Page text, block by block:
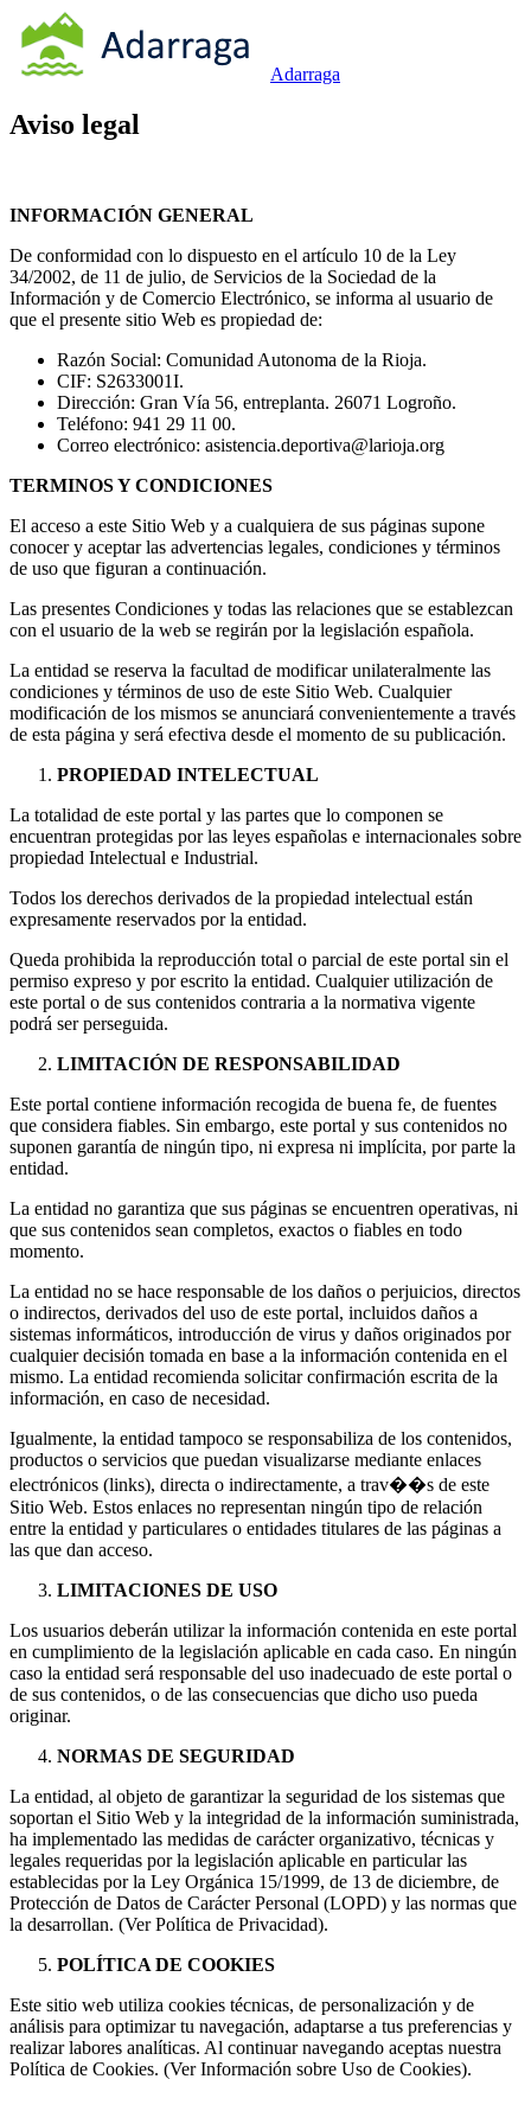
Adarraga
Aviso legal
INFORMACIÓN GENERAL
De conformidad con lo dispuesto en el artículo 10 de la Ley
34/2002, de 11 de julio, de Servicios de la Sociedad de la
Información y de Comercio Electrónico, se informa al usuario de
que el presente sitio Web es propiedad de:
Razón Social: Comunidad Autonoma de la Rioja.
CIF: S2633001I.
Dirección: Gran Vía 56, entreplanta. 26071 Logroño.
Teléfono: 941 29 11 00.
Correo electrónico: asistencia.deportiva@larioja.org
TERMINOS Y CONDICIONES
El acceso a este Sitio Web y a cualquiera de sus páginas supone
conocer y aceptar las advertencias legales, condiciones y términos
de uso que figuran a continuación.
Las presentes Condiciones y todas las relaciones que se establezcan
con el usuario de la web se regirán por la legislación española.
La entidad se reserva la facultad de modificar unilateralmente las
condiciones y términos de uso de este Sitio Web. Cualquier
modificación de los mismos se anunciará convenientemente a través
de esta página y será efectiva desde el momento de su publicación.
PROPIEDAD INTELECTUAL
La totalidad de este portal y las partes que lo componen se
encuentran protegidas por las leyes españolas e internacionales sobre
propiedad Intelectual e Industrial.
Todos los derechos derivados de la propiedad intelectual están
expresamente reservados por la entidad.
Queda prohibida la reproducción total o parcial de este portal sin el
permiso expreso y por escrito la entidad. Cualquier utilización de
este portal o de sus contenidos contraria a la normativa vigente
podrá ser perseguida.
LIMITACIÓN DE RESPONSABILIDAD
Este portal contiene información recogida de buena fe, de fuentes
que considera fiables. Sin embargo, este portal y sus contenidos no
suponen garantía de ningún tipo, ni expresa ni implícita, por parte la
entidad.
La entidad no garantiza que sus páginas se encuentren operativas, ni
que sus contenidos sean completos, exactos o fiables en todo
momento.
La entidad no se hace responsable de los daños o perjuicios, directos
o indirectos, derivados del uso de este portal, incluidos daños a
sistemas informáticos, introducción de virus y daños originados por
cualquier decisión tomada en base a la información contenida en el
mismo. La entidad recomienda solicitar confirmación escrita de la
información, en caso de necesidad.
Igualmente, la entidad tampoco se responsabiliza de los contenidos,
productos o servicios que puedan visualizarse mediante enlaces
electrónicos (links), directa o indirectamente, a trav��s de este
Sitio Web. Estos enlaces no representan ningún tipo de relación
entre la entidad y particulares o entidades titulares de las páginas a
las que dan acceso.
LIMITACIONES DE USO
Los usuarios deberán utilizar la información contenida en este portal
en cumplimiento de la legislación aplicable en cada caso. En ningún
caso la entidad será responsable del uso inadecuado de este portal o
de sus contenidos, o de las consecuencias que dicho uso pueda
originar.
NORMAS DE SEGURIDAD
La entidad, al objeto de garantizar la seguridad de los sistemas que
soportan el Sitio Web y la integridad de la información suministrada,
ha implementado las medidas de carácter organizativo, técnicas y
legales requeridas por la legislación aplicable en particular las
establecidas por la Ley Orgánica 15/1999, de 13 de diciembre, de
Protección de Datos de Carácter Personal (LOPD) y las normas que
la desarrollan. (Ver Política de Privacidad).
POLÍTICA DE COOKIES
Este sitio web utiliza cookies técnicas, de personalización y de
análisis para optimizar tu navegación, adaptarse a tus preferencias y
realizar labores analíticas. Al continuar navegando aceptas nuestra
Política de Cookies. (Ver Información sobre Uso de Cookies).